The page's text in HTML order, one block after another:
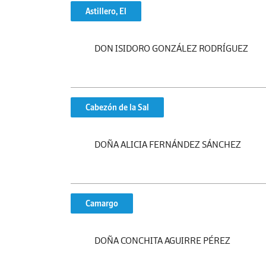
Astillero, El
DON ISIDORO GONZÁLEZ RODRÍGUEZ
Cabezón de la Sal
DOÑA ALICIA FERNÁNDEZ SÁNCHEZ
Camargo
DOÑA CONCHITA AGUIRRE PÉREZ